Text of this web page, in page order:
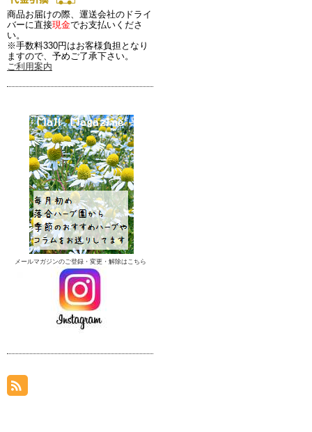
商品お届けの際、運送会社のドライ
バーに直接現金でお支払いくださ
い。
※手数料330円はお客様負担となり
ますので、予めご了承下さい。
ご利用案内
メールマガジンのご登録・変更・解除はこちら